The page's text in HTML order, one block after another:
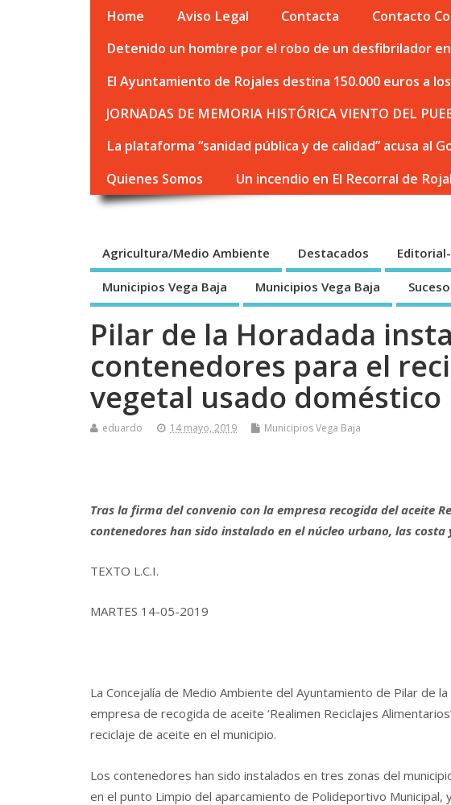
Home Aviso Legal Contacta
Contacto
Detenido un hombre por el robo de un desfibrilador
El Ayuntamiento de Rojales destina 150.000 euros a
JORNADAS DE MEMORIA HISTÓRICA VIENTO DEL
La plataforma “sanidad pública y de calidad” acusa
Quienes Somos
Un incendio en El Recorral de
Agricultura/Medio Ambiente Destacados
Municipios Vega Baja Municipios Vega Baja
Pilar de la Horadada
contenedores para el
vegetal usado doméstico
eduardo 14 mayo, 2019 Municipios Vega Baja
Tras la firma del convenio con la empresa recogida del aceite
contenedores han sido instalado en el núcleo urbano, las costa
TEXTO L.C.I.
MARTES 14-05-2019
La Concejalía de Medio Ambiente del Ayuntamiento de Pilar de
empresa de recogida de aceite ‘Realimen Reciclajes
reciclaje de aceite en el municipio.
Los contenedores han sido instalados en tres zonas del
en el punto Limpio del aparcamiento de Polideportivo